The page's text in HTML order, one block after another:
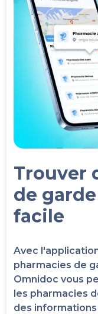
Trouver
de
facile
Avec
pharmacies de
Omnidoc vous
les pharmacies
des